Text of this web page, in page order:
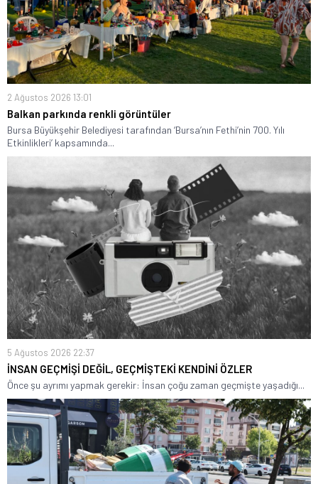
2 Ağustos 2026 13:01
Balkan parkında renkli görüntüler
Bursa Büyükşehir Belediyesi tarafından ‘Bursa’nın Fethi’nin 700. Yılı
Etkinlikleri’ kapsamında...
5 Ağustos 2026 22:37
İNSAN GEÇMİŞİ DEĞİL, GEÇMİŞTEKİ KENDİNİ ÖZLER
Önce şu ayrımı yapmak gerekir: İnsan çoğu zaman geçmişte yaşadığı...